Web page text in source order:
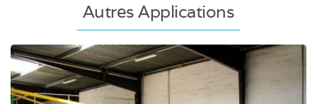
Autres Applications